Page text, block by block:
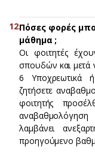
Πόσες φορές
μάθημα ;
Oι φοιτητές
σπουδών και
6 Υποχρεωτικά
ζητήσετε
φοιτητής
λαμβάνει
προηγούμενο